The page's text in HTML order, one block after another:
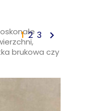
brukowa czy
1 2 3 